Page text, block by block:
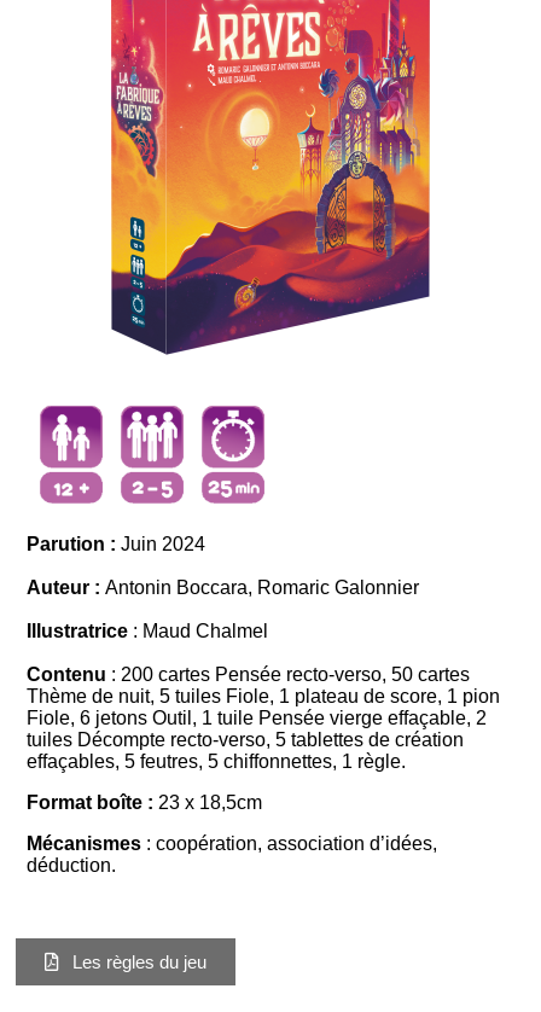
Parution : Juin 2024
Auteur : Antonin Boccara, Romaric Galonnier
Illustratrice : Maud Chalmel
Contenu : 200 cartes Pensée recto-verso, 50 cartes
Thème de nuit, 5 tuiles Fiole, 1 plateau de score, 1 pion
Fiole, 6 jetons Outil, 1 tuile Pensée vierge effaçable, 2
tuiles Décompte recto-verso, 5 tablettes de création
effaçables, 5 feutres, 5 chiffonnettes, 1 règle.
Format boîte : 23 x 18,5cm
Mécanismes : coopération, association d’idées,
déduction.
Les règles du jeu